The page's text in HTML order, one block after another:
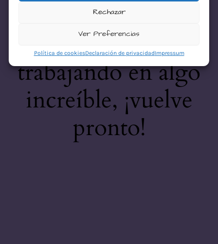
Rechazar
Ver Preferencias
Política de cookiesDeclaración de privacidadImpressum
¡Disculpa este
desastre! Estamos
trabajando en algo
increíble, ¡vuelve
pronto!